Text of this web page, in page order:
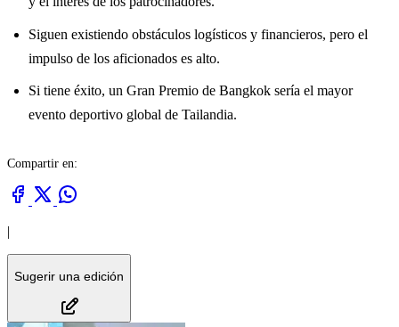
Siguen existiendo obstáculos logísticos y financieros, pero el
impulso de los aficionados es alto.
Si tiene éxito, un Gran Premio de Bangkok sería el mayor
evento deportivo global de Tailandia.
Compartir en:
|
Sugerir una edición